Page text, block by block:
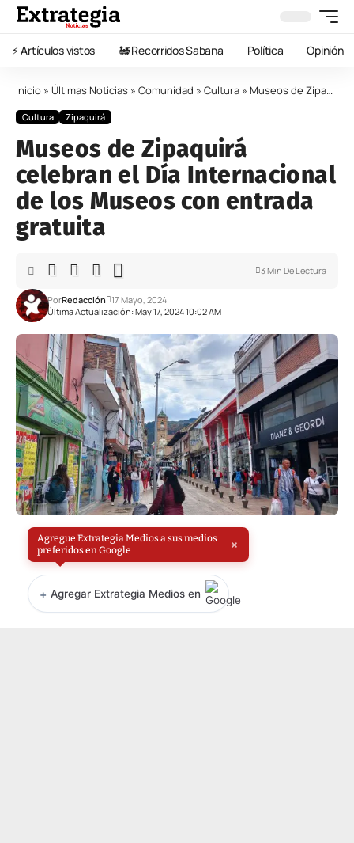
⚡️ Artículos vistos 🚂 Recorridos Sabana Política Opinión
Inicio » Últimas Noticias » Comunidad » Cultura » Museos de Zipaquirá celebran el Día Internacional de los Museos con entrada gratuita
Cultura Zipaquirá
Museos de Zipaquirá
celebran el Día Internacional
de los Museos con entrada
gratuita
Última Actualización: May 17, 2024 10:02 AM
PorRedacción 17 Mayo, 2024
3 Min De Lectura
Agregue Extrategia Medios a sus medios
preferidos en Google
×
+ Agregar Extrategia Medios en